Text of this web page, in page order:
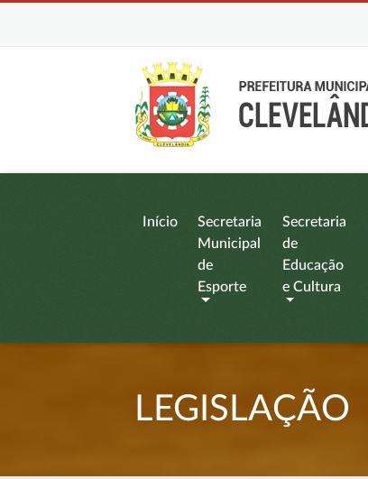
Início
Secretaria
Municipal
de
Esporte
Secretaria
de
Educação
e Cultura
LEGISLAÇÃO